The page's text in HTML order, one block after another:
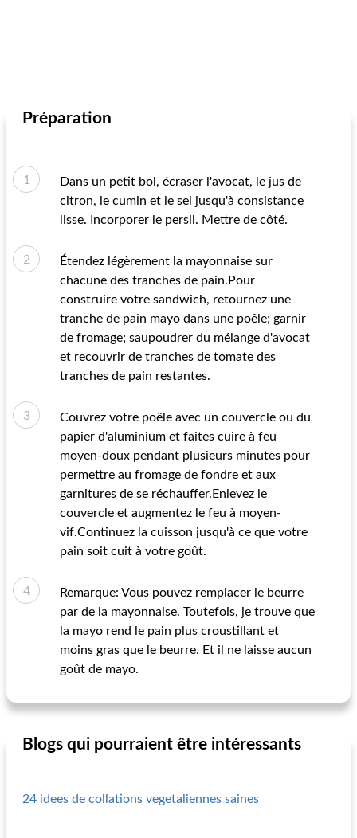
Préparation
Dans un petit bol, écraser l'avocat, le jus de
citron, le cumin et le sel jusqu'à consistance
lisse. Incorporer le persil. Mettre de côté.
Étendez légèrement la mayonnaise sur
chacune des tranches de pain.Pour
construire votre sandwich, retournez une
tranche de pain mayo dans une poêle; garnir
de fromage; saupoudrer du mélange d'avocat
et recouvrir de tranches de tomate des
tranches de pain restantes.
Couvrez votre poêle avec un couvercle ou du
papier d'aluminium et faites cuire à feu
moyen-doux pendant plusieurs minutes pour
permettre au fromage de fondre et aux
garnitures de se réchauffer.Enlevez le
couvercle et augmentez le feu à moyen-
vif.Continuez la cuisson jusqu'à ce que votre
pain soit cuit à votre goût.
Remarque: Vous pouvez remplacer le beurre
par de la mayonnaise. Toutefois, je trouve que
la mayo rend le pain plus croustillant et
moins gras que le beurre. Et il ne laisse aucun
goût de mayo.
Blogs qui pourraient être intéressants
24 idees de collations vegetaliennes saines